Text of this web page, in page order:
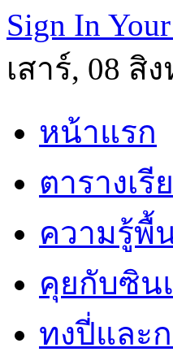
Sign In
เสาร์, 08 สิ
หน้าแรก
ตารางเรี
ความรู้พื้
คุยกับซิน
ทงปี่และ